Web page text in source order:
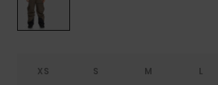
XS S M L